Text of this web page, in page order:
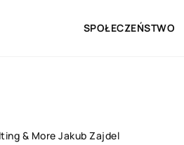
SPOŁECZEŃSTWO
& More Jakub Zajdel